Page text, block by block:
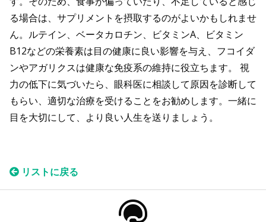
る場合は、サプリメントを摂取するのがよいかもしれませ
ん。ルテイン、ベータカロチン、ビタミンA、ビタミン
B12などの栄養素は目の健康に良い影響を与え、フコイダ
ンやアガリクスは健康な免疫系の維持に役立ちます。 視
力の低下に気づいたら、眼科医に相談して原因を診断して
もらい、適切な治療を受けることをお勧めします。一緒に
目を大切にして、より良い人生を送りましょう。
リストに戻る